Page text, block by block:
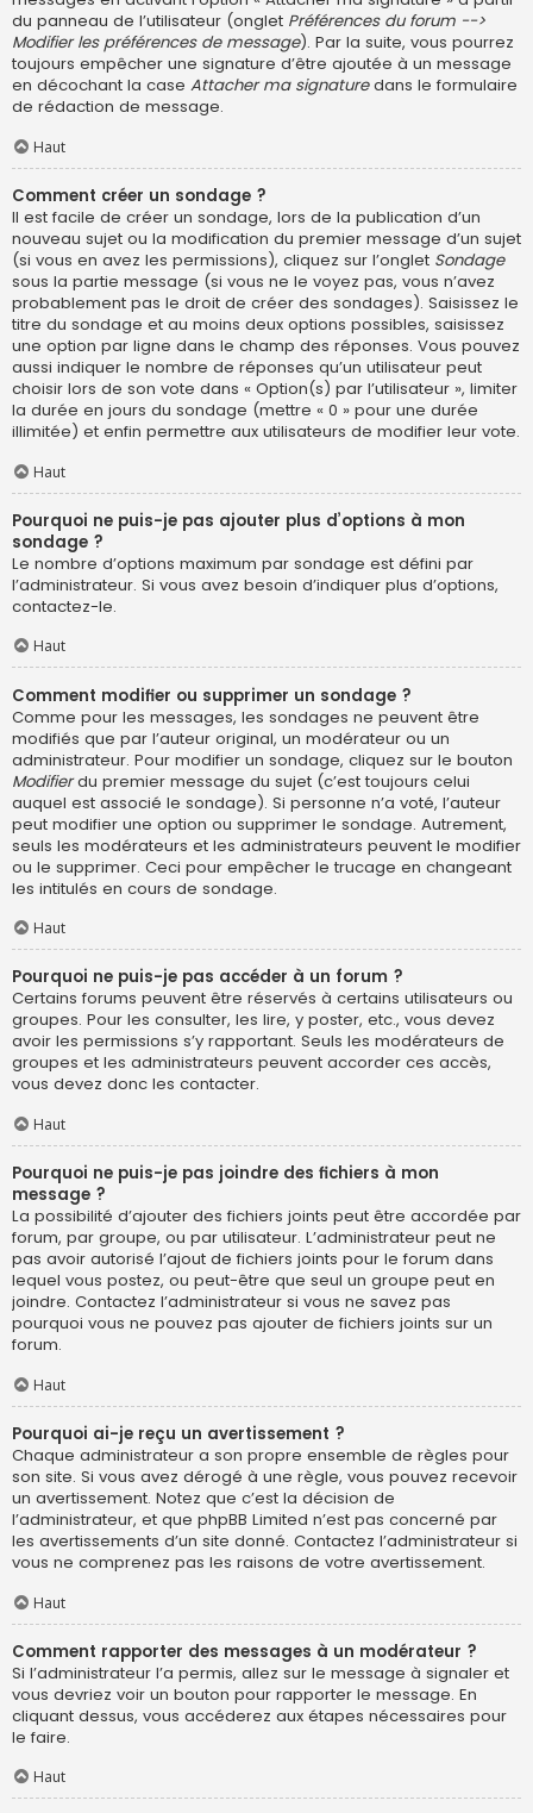
du panneau de l’utilisateur (onglet Préférences du forum -->
Modifier les préférences de message). Par la suite, vous pourrez
toujours empêcher une signature d’être ajoutée à un message
en décochant la case Attacher ma signaturedans le formulaire
de rédaction de message.
Haut
Comment créer un sondage ?
Il est facile de créer un sondage, lors de la publication d’un
nouveau sujet ou la modification du premier message d’un sujet
(si vous en avez les permissions), cliquez sur l’onglet Sondage
sous la partie message (si vous ne le voyez pas, vous n’avez
probablement pas le droit de créer des sondages). Saisissez le
titre du sondage et au moins deux options possibles, saisissez
une option par ligne dans le champ des réponses. Vous pouvez
aussi indiquer le nombre de réponses qu’un utilisateur peut
choisir lors de son vote dans « Option(s) par l’utilisateur », limiter
la durée en jours du sondage (mettre « 0 » pour une durée
illimitée) et enfin permettre aux utilisateurs de modifier leur vote.
Haut
Pourquoi ne puis-je pas ajouter plus d’options à mon
sondage ?
Le nombre d’options maximum par sondage est défini par
l’administrateur. Si vous avez besoin d’indiquer plus d’options,
contactez-le.
Haut
Comment modifier ou supprimer un sondage ?
Comme pour les messages, les sondages ne peuvent être
modifiés que par l’auteur original, un modérateur ou un
administrateur. Pour modifier un sondage, cliquez sur le bouton
Modifierdu premier message du sujet (c’est toujours celui
auquel est associé le sondage). Si personne n’a voté, l’auteur
peut modifier une option ou supprimer le sondage. Autrement,
seuls les modérateurs et les administrateurs peuvent le modifier
ou le supprimer. Ceci pour empêcher le trucage en changeant
les intitulés en cours de sondage.
Haut
Pourquoi ne puis-je pas accéder à un forum ?
Certains forums peuvent être réservés à certains utilisateurs ou
groupes. Pour les consulter, les lire, y poster, etc., vous devez
avoir les permissions s’y rapportant. Seuls les modérateurs de
groupes et les administrateurs peuvent accorder ces accès,
vous devez donc les contacter.
Haut
Pourquoi ne puis-je pas joindre des fichiers à mon
message ?
La possibilité d’ajouter des fichiers joints peut être accordée par
forum, par groupe, ou par utilisateur. L’administrateur peut ne
pas avoir autorisé l’ajout de fichiers joints pour le forum dans
lequel vous postez, ou peut-être que seul un groupe peut en
joindre. Contactez l’administrateur si vous ne savez pas
pourquoi vous ne pouvez pas ajouter de fichiers joints sur un
forum.
Haut
Pourquoi ai-je reçu un avertissement ?
Chaque administrateur a son propre ensemble de règles pour
son site. Si vous avez dérogé à une règle, vous pouvez recevoir
un avertissement. Notez que c’est la décision de
l’administrateur, et que phpBB Limited n’est pas concerné par
les avertissements d’un site donné. Contactez l’administrateur si
vous ne comprenez pas les raisons de votre avertissement.
Haut
Comment rapporter des messages à un modérateur ?
Si l’administrateur l’a permis, allez sur le message à signaler et
vous devriez voir un bouton pour rapporter le message. En
cliquant dessus, vous accéderez aux étapes nécessaires pour
le faire.
Haut